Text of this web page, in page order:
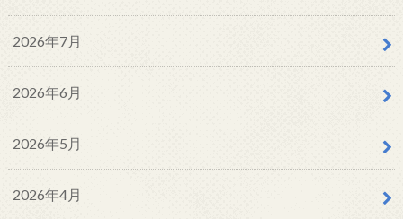
2026年7月
2026年6月
2026年5月
2026年4月